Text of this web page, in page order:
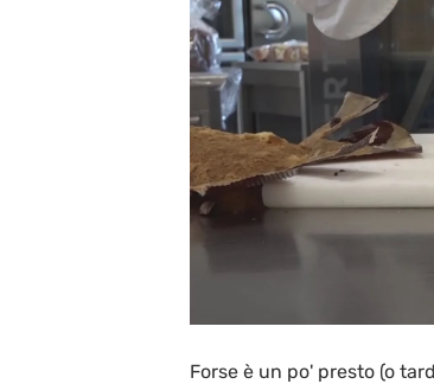
Forse è un po' presto (o